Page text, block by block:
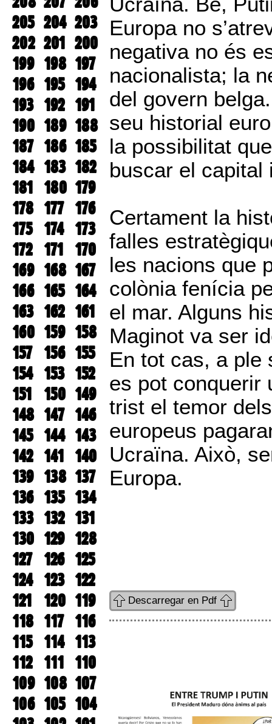
205 204 203
202 201 200
199 198 197
196 195 194
193 192 191
190 189 188
187 186 185
184 183 182
181 180 179
178 177 176
175 174 173
172 171 170
169 168 167
166 165 164
163 162 161
160 159 158
157 156 155
154 153 152
151
150 149
148 147 146
145 144 143
142 141 140
139 138 137
136 135 134
133 132 131
130 129 128
127 126 125
124 123 122
121
120 119
118 117 116
115 114 113
112 111 110
109 108 107
106 105 104
Europa no
negativa no és
nacionalista; la
del govern
seu historial
la possibilitat
buscar el capital
Certament la
falles
les nacions que
colònia fenícia
el mar. Alguns
Maginot va ser
En tot cas, a ple
es pot conquerir
trist el temor
europeus
Ucraïna. Això,
Europa.
Descarregar en Pdf